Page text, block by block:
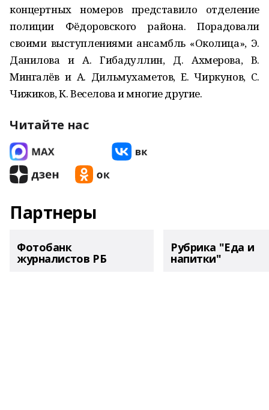
концертных номеров представило отделение
полиции Фёдоровского района. Порадовали
своими выступлениями ансамбль «Околица», Э.
Данилова и А. Гибадуллин, Д. Ахмерова, В.
Мингалёв и А. Дильмухаметов, Е. Чиркунов, С.
Чижиков, К. Веселова и многие другие.
Читайте нас
Партнеры
Фотобанк
журналистов РБ
Рубрика "Еда и
напитки"